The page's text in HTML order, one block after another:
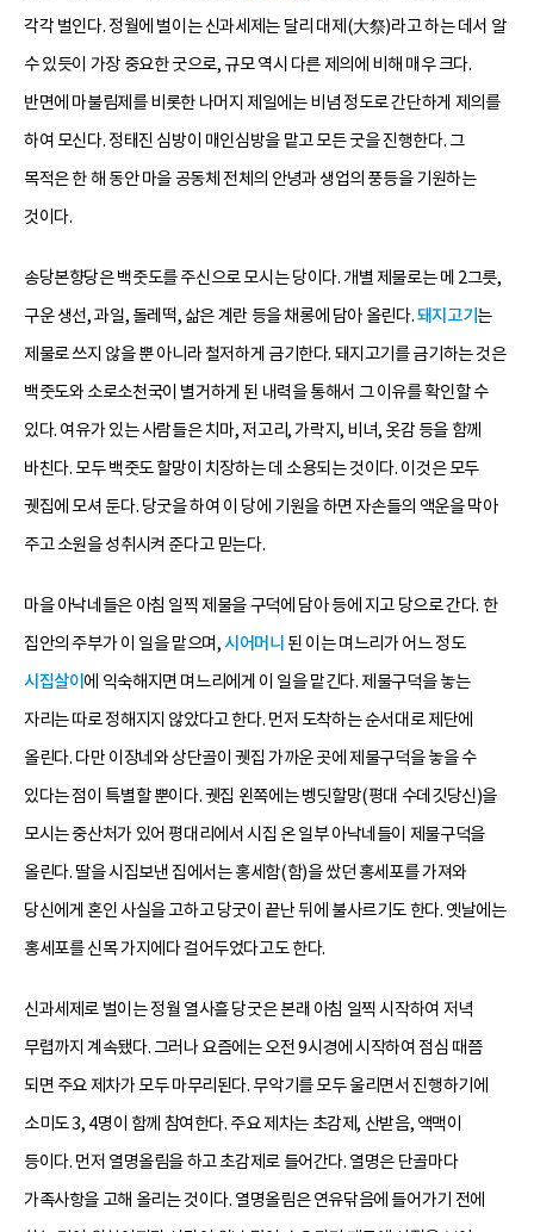
각각 벌인다. 정월에 벌이는 신과세제는 달리 대제(大祭)라고 하는 데서 알
수 있듯이 가장 중요한 굿으로, 규모 역시 다른 제의에 비해 매우 크다.
반면에 마불림제를 비롯한 나머지 제일에는 비념 정도로 간단하게 제의를
하여 모신다. 정태진 심방이 매인심방을 맡고 모든 굿을 진행한다. 그
목적은 한 해 동안 마을 공동체 전체의 안녕과 생업의 풍등을 기원하는
것이다.
송당본향당은 백줏도를 주신으로 모시는 당이다. 개별 제물로는 메 2그릇,
구운 생선, 과일, 돌레떡, 삶은 계란 등을 채롱에 담아 올린다.돼지고기 는
제물로 쓰지 않을 뿐 아니라 철저하게 금기한다. 돼지고기를 금기하는 것은
백줏도와 소로소천국이 별거하게 된 내력을 통해서 그 이유를 확인할 수
있다. 여유가 있는 사람들은 치마, 저고리, 가락지, 비녀, 옷감 등을 함께
바친다. 모두 백줏도 할망이 치장하는 데 소용되는 것이다. 이것은 모두
궷집에 모셔 둔다. 당굿을 하여 이 당에 기원을 하면 자손들의 액운을 막아
주고 소원을 성취시켜 준다고 믿는다.
마을 아낙네들은 아침 일찍 제물을 구덕에 담아 등에 지고 당으로 간다. 한
집안의 주부가 이 일을 맡으며,시어머니 된 이는 며느리가 어느 정도
시집살이 에 익숙해지면 며느리에게 이 일을 맡긴다. 제물구덕을 놓는
자리는 따로 정해지지 않았다고 한다. 먼저 도착하는 순서대로 제단에
올린다. 다만 이장네와 상단골이 궷집 가까운 곳에 제물구덕을 놓을 수
있다는 점이 특별할 뿐이다. 궷집 왼쪽에는 벵딧할망(평대 수데깃당신)을
모시는 중산처가 있어 평대리에서 시집 온 일부 아낙네들이 제물구덕을
올린다. 딸을 시집보낸 집에서는 홍세함(함)을 쌌던 홍세포를 가져와
당신에게 혼인 사실을 고하고 당굿이 끝난 뒤에 불사르기도 한다. 옛날에는
홍세포를 신목 가지에다 걸어두었다고도 한다.
신과세제로 벌이는 정월 열사흘 당굿은 본래 아침 일찍 시작하여 저녁
무렵까지 계속됐다. 그러나 요즘에는 오전 9시경에 시작하여 점심 때쯤
되면 주요 제차가 모두 마무리된다. 무악기를 모두 울리면서 진행하기에
소미도 3, 4명이 함께 참여한다. 주요 제차는 초감제, 산받음, 액맥이
등이다. 먼저 열명올림을 하고 초감제로 들어간다. 열명은 단골마다
가족사항을 고해 올리는 것이다. 열명올림은 연유닦음에 들어가기 전에